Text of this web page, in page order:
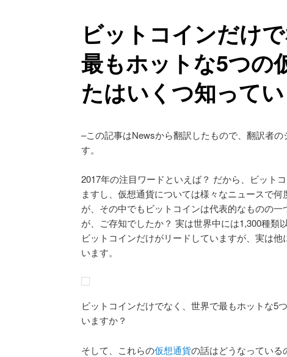
ビットコインだけ
最もホットな5つの
たはいくつ知って
–この記事はNewsから翻訳したもので、翻訳者
す。
2017年の注目ワードといえば？ だから、ビット
ますし、仮想通貨については様々なニュースで
が、その中でもビットコインは代表的なものの
が、ご存知でしたか？ 実は世界中には1,300種類
ビットコインだけがリードしていますが、実は
います。
ビットコインだけでなく、世界で最もホットな5
いますか？
そして、これらの仮想通貨の話はどうなっている